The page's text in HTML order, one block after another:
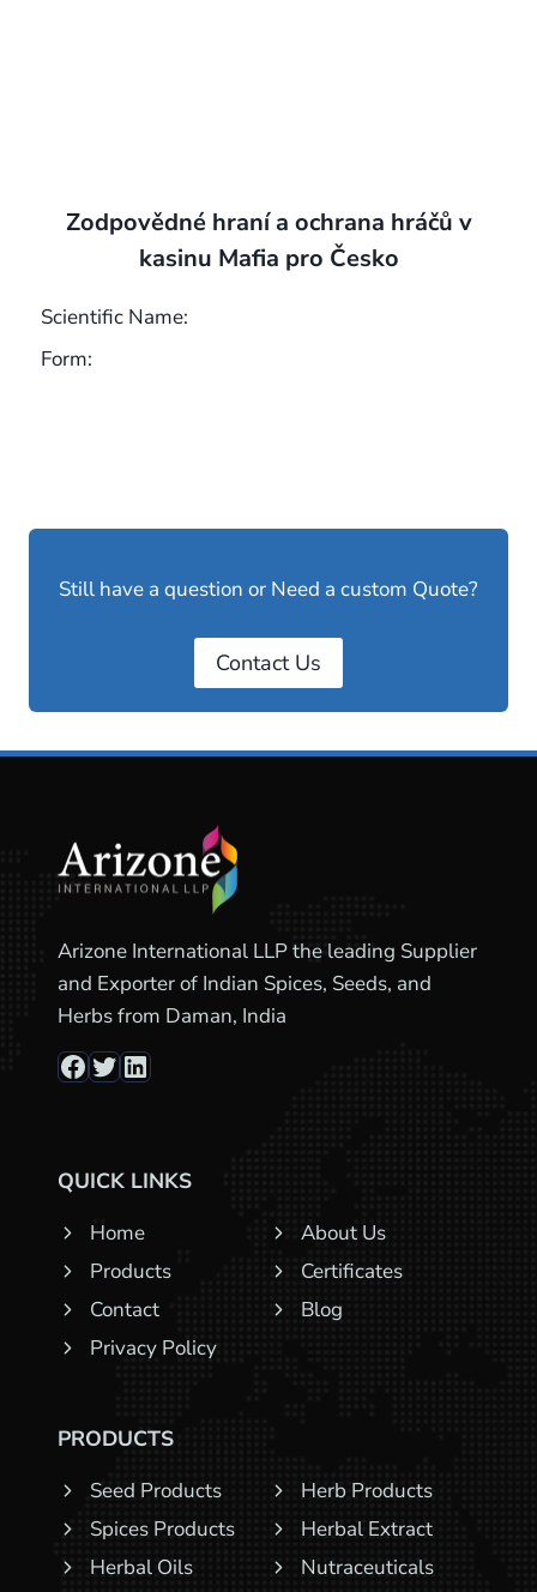
Zodpovědné hraní a ochrana hráčů v
kasinu Mafia pro Česko
Scientific Name:
Form:
Still have a question or Need a custom Quote?
Contact Us
Arizone International LLP the leading Supplier
and Exporter of Indian Spices, Seeds, and
Herbs from Daman, India
Facebook
Twitter
LinkedIn
QUICK LINKS
Home
About Us
Products
Certificates
Contact
Blog
Privacy Policy
PRODUCTS
Seed Products
Herb Products
Spices Products
Herbal Extract
Herbal Oils
Nutraceuticals